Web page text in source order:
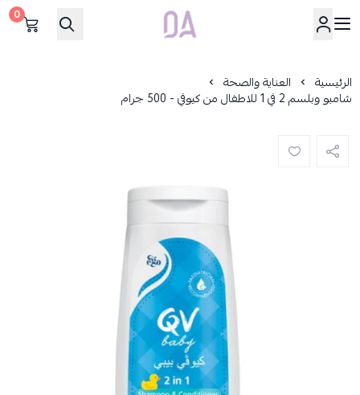
Dar Alamirat
0
الرئيسية العناية والصحة
شامبو وبلسم 2 في 1 للاطفال من كيوفي - 500 جرام